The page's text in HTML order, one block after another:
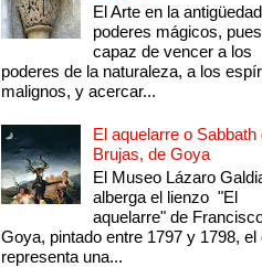
El Arte en la
poderes mágicos,
capaz de vencer a los
poderes de la naturaleza, a los
malignos, y acercar...
El aquelarre o Sabbath
Brujas, de Goya
El Museo Lázaro
alberga el lienzo "El
aquelarre" de
Goya, pintado entre 1797 y 1798, el
representa una...